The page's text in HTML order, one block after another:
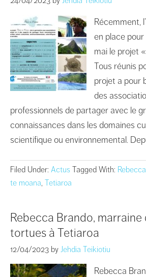
Récemment,
en place pour
mai le projet
Tous réunis
projet a pour
des
professionnels de partager avec le
connaissances dans les domaines
scientifique ou environnemental.
Filed Under: Actus Tagged With:
te moana, Tetiaroa
Rebecca Brando,
tortues à Tetiaroa
12/04/2023 by Jehdia Teikiotiu
Rebecca